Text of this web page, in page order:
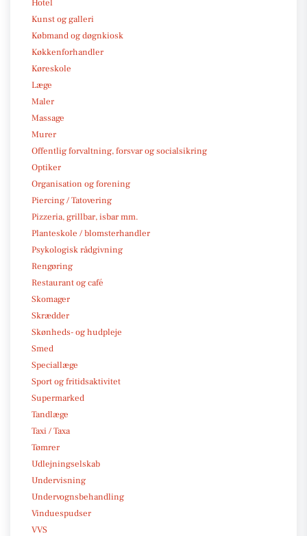
Hotel
Kunst og galleri
Købmand og døgnkiosk
Køkkenforhandler
Køreskole
Læge
Maler
Massage
Murer
Offentlig forvaltning, forsvar og socialsikring
Optiker
Organisation og forening
Piercing / Tatovering
Pizzeria, grillbar, isbar mm.
Planteskole / blomsterhandler
Psykologisk rådgivning
Rengøring
Restaurant og café
Skomager
Skrædder
Skønheds- og hudpleje
Smed
Speciallæge
Sport og fritidsaktivitet
Supermarked
Tandlæge
Taxi / Taxa
Tømrer
Udlejningselskab
Undervisning
Undervognsbehandling
Vinduespudser
VVS